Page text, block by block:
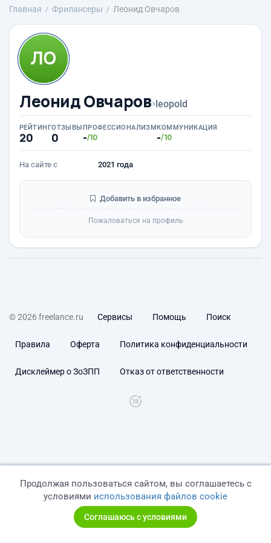
Главная Фрилансеры Леонид Овчаров
Леонид Овчаров›leopold
РЕЙТИНГ
20
ОТЗЫВЫ
0
ПРОФЕССИОНАЛИЗМ
-/10
КОММУНИКАЦИЯ
-/10
На сайте с 2021 года
Добавить в избранное
Пожаловаться на профиль
© 2026 freelance.ru Сервисы Помощь Поиск
Правила Оферта Политика конфиденциальности
Дисклеймер о ЗоЗПП Отказ от ответственности
Продолжая пользоваться сайтом, вы соглашаетесь с
условиями использования файлов cookie
Соглашаюсь с условиями